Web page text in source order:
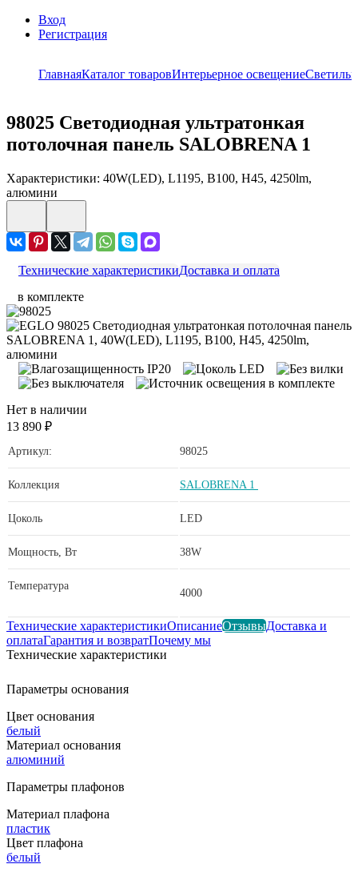
Вход
Регистрация
ГлавнаяКаталог товаровИнтерьерное освещение
98025 Светодиодная ультратонкая
потолочная панель SALOBRENA 1
Характеристики: 40W(LED), L1195, B100, H45, 4250lm,
алюмини
Технические характеристикиДоставка и оплата
в комплекте
Нет в наличии
13 890 ₽
Артикул: 98025
Коллекция SALOBRENA 1
Цоколь LED
Мощность, Вт 38W
Температура
4000
Технические характеристикиОписаниеОтзывыДоставка и
оплатаГарантия и возвратПочему мы
Технические характеристики
Параметры основания
Цвет основания
белый
Материал основания
алюминий
Параметры плафонов
Материал плафона
пластик
Цвет плафона
белый